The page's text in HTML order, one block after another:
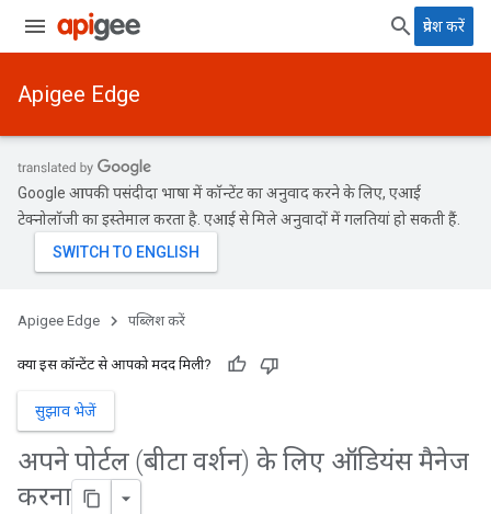
प्रवेश करें
Apigee Edge
Google आपकी पसंदीदा भाषा में कॉन्टेंट का अनुवाद करने के लिए, एआई
टेक्नोलॉजी का इस्तेमाल करता है. एआई से मिले अनुवादों में गलतियां हो सकती हैं.
Apigee Edge पब्लिश करें
क्या इस कॉन्टेंट से आपको मदद मिली?
सुझाव भेजें
अपने पोर्टल (बीटा वर्शन) के लिए ऑडियंस मैनेज
करना